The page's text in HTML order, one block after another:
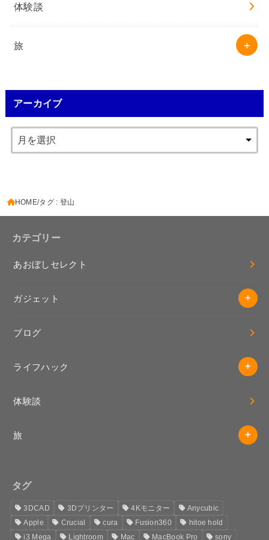
体験談
旅
アーカイブ
HOME タグ : 登山
カテゴリー
あおぼしセレクト
ガジェット
ブログ
ライフハック
体験談
旅
タグ
3DCAD 3Dプリンター 4Kモニター
Anycubic
Apple
Crucial cura Fusion360
hitoe hold
i3 Mega
Lightroom Mac MacBook Pro
sony